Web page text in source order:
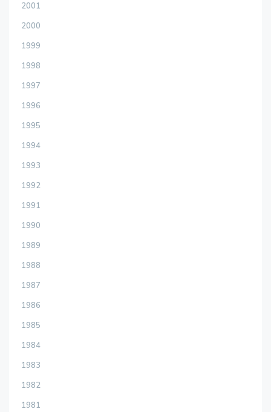
2001
2000
1999
1998
1997
1996
1995
1994
1993
1992
1991
1990
1989
1988
1987
1986
1985
1984
1983
1982
1981